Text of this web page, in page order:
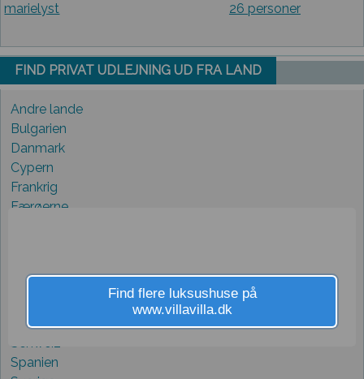
marielyst
26 personer
FIND PRIVAT UDLEJNING UD FRA LAND
Andre lande
Bulgarien
Danmark
Cypern
Frankrig
Færøerne
Kroatien
Portugal
Schweiz
Spanien
Find flere luksushuse på
www.villavilla.dk